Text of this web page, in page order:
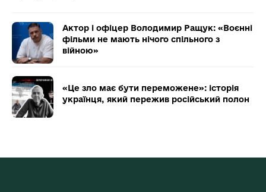
Актор і офіцер Володимир Ращук: «Воєнні
фільми не мають нічого спільного з
війною»
«Це зло має бути переможене»: історія
українця, який пережив російський полон